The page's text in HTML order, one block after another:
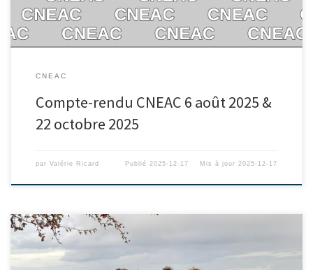
CNEAC
Compte-rendu CNEAC 6 août 2025 &
22 octobre 2025
par Valérie Ricard Publié2025-12-17 Mis à jour2025-12-17